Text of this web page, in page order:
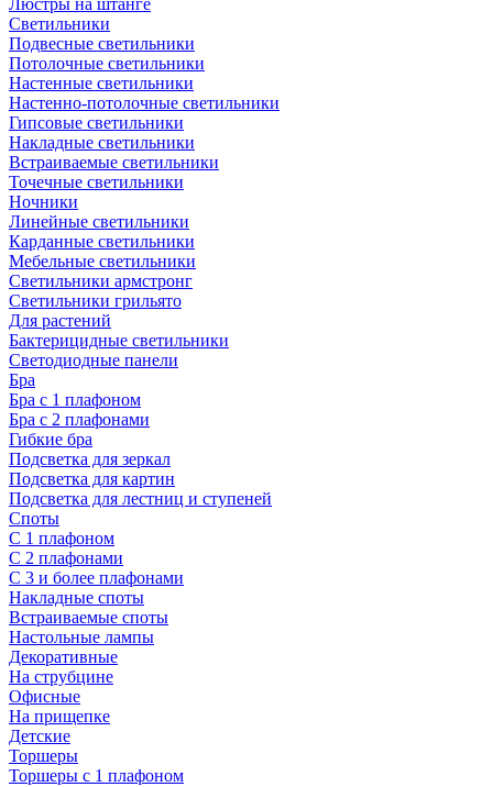
Люстры на штанге
Светильники
Подвесные светильники
Потолочные светильники
Настенные светильники
Настенно-потолочные светильники
Гипсовые светильники
Накладные светильники
Встраиваемые светильники
Точечные светильники
Ночники
Линейные светильники
Карданные светильники
Мебельные светильники
Светильники армстронг
Светильники грильято
Для растений
Бактерицидные светильники
Светодиодные панели
Бра
Бра с 1 плафоном
Бра с 2 плафонами
Гибкие бра
Подсветка для зеркал
Подсветка для картин
Подсветка для лестниц и ступеней
Споты
С 1 плафоном
С 2 плафонами
С 3 и более плафонами
Накладные споты
Встраиваемые споты
Настольные лампы
Декоративные
На струбцине
Офисные
На прищепке
Детские
Торшеры
Торшеры с 1 плафоном